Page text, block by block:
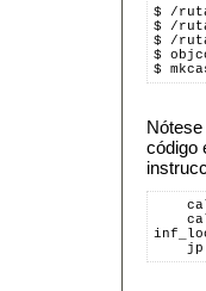
$ /
$ /
$ /
$
$
código